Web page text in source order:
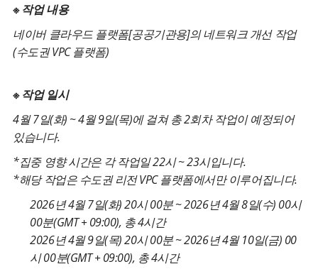
※ 작업 내용
네이버 클라우드 플랫폼[공공기관용]의 네트워크 개선 작업
(수도권 VPC 플랫폼)
※ 작업 일시
4월 7일(화) ~ 4월 9일(목)에 걸쳐 총 2회차 작업이 예정되어
있습니다.
*집중 영향 시간은 각 작업일 22시 ~ 23시입니다.
*해당 작업은 수도권 리전 VPC 플랫폼에서만 이루어집니다.
2026년 4월 7일(화) 20시 00분 ~ 2026년 4월 8일(수) 00시
00분(GMT + 09:00), 총 4시간
2026년 4월 9일(목) 20시 00분 ~ 2026년 4월 10일(금) 00
시 00분(GMT + 09:00), 총 4시간